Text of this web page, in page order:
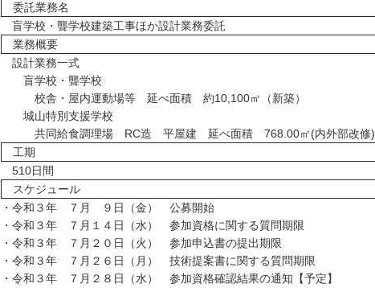
委託業務名
盲学校・聾学校建築工事ほか設計業務委託
業務概要
設計業務一式
盲学校・聾学校
校舎・屋内運動場等 延べ面積 約10,100㎡（新築）
城山特別支援学校
共同給食調理場 RC造 平屋建 延べ面積 768.00㎡(内外部改修)
工期
510日間
スケジュール
・令和３年 ７月 ９日（金） 公募開始
・令和３年 ７月１４日（水） 参加資格に関する質問期限
・令和３年 ７月２０日（火） 参加申込書の提出期限
・令和３年 ７月２６日（月） 技術提案書に関する質問期限
・令和３年 ７月２８日（水） 参加資格確認結果の通知【予定】